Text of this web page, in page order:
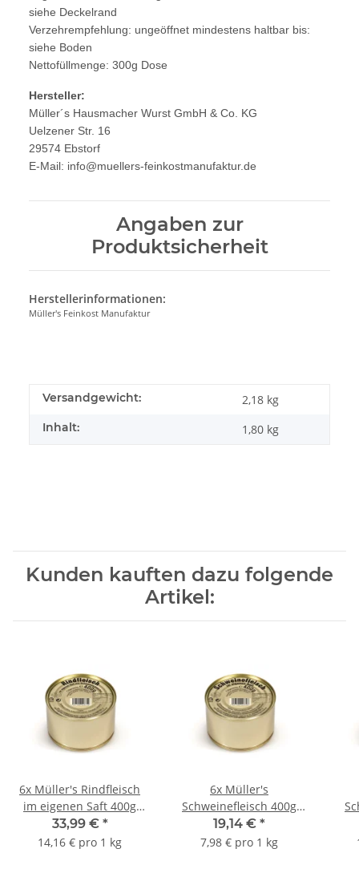
siehe Deckelrand
Verzehrempfehlung: ungeöffnet mindestens haltbar bis:
siehe Boden
Nettofüllmenge: 300g Dose
Hersteller:
Müller´s Hausmacher Wurst GmbH & Co. KG
Uelzener Str. 16
29574 Ebstorf
E-Mail: info@muellers-feinkostmanufaktur.de
Angaben zur
Produktsicherheit
Herstellerinformationen:
Müller's Feinkost Manufaktur
Versandgewicht: 2,18 kg
Inhalt: 1,80 kg
Kunden kauften dazu folgende
Artikel:
6x Müller's Rindfleisch
im eigenen Saft 400g
Dose
33,99 € *
14,16 € pro 1 kg
6x Müller's
Schweinefleisch 400g
Dose
19,14 € *
7,98 € pro 1 kg